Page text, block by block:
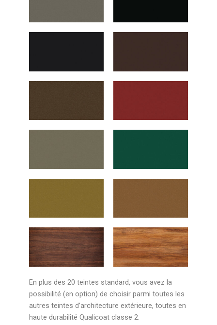
En plus des 20 teintes standard, vous avez la
possibilité (en option) de choisir parmi toutes les
autres teintes d’architecture extérieure, toutes en
haute durabilité Qualicoat classe 2.